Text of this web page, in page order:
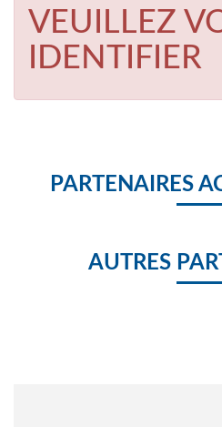
VEUILLEZ
IDENTIFIER
PARTENAIRES
AUTRES